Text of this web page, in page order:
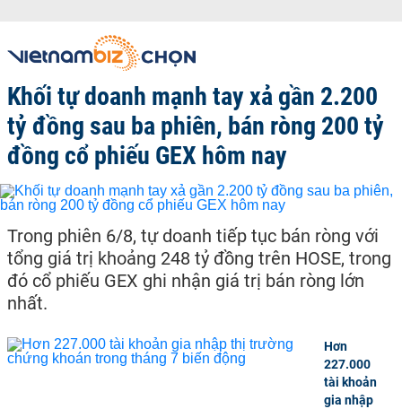
Khối tự doanh mạnh tay xả gần 2.200
tỷ đồng sau ba phiên, bán ròng 200 tỷ
đồng cổ phiếu GEX hôm nay
Trong phiên 6/8, tự doanh tiếp tục bán ròng với
tổng giá trị khoảng 248 tỷ đồng trên HOSE, trong
đó cổ phiếu GEX ghi nhận giá trị bán ròng lớn
nhất.
Hơn
227.000
tài khoản
gia nhập